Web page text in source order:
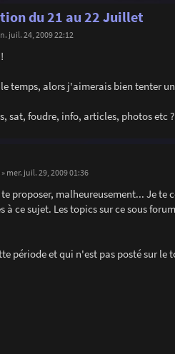
du 21 au 22 Juillet
juil. 24, 2009 22:12
temps, alors j'aimerais bien tenter
sat, foudre, info, articles, photos etc ?
» mer. juil. 29, 2009 01:36
proposer, malheureusement... Je
ce sujet. Les topics sur ce sous
période et qui n'est pas posté sur le